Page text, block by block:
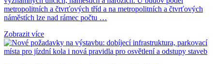
metropolitních a čtvrťových tříd a na metropolitních a čtvrťových
náměstích lze nad rámec počtu …
Zobrazit více